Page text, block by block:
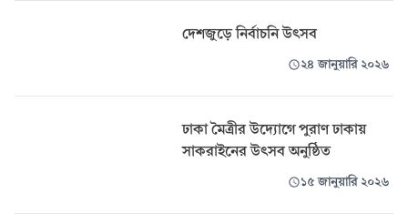
দেশজুড়ে নির্বাচনি উৎসব
২৪ জানুয়ারি ২০২৬
ঢাকা মৈত্রীর উদ্যোগে পুরাণ ঢাকায়
সাকরাইনের উৎসব অনুষ্ঠিত
১৫ জানুয়ারি ২০২৬